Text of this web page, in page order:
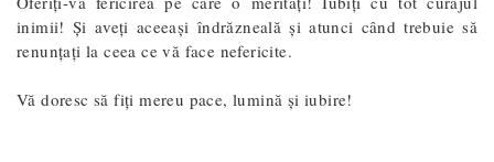
inimii! Și aveți aceeași îndrăzneală și atunci când trebuie să
renunțați la ceea ce vă face nefericite.
Vă doresc să fiți mereu pace, lumină și iubire!